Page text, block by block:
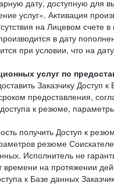
дату, доступную для
услуг». Активация
на Лицевом
в дату
при условии, что на
услуг по
Заказчику Доступ
предоставления,
к резюме,
получить Доступ к
резюме
Исполнитель не
на протяжении
к Базе данных